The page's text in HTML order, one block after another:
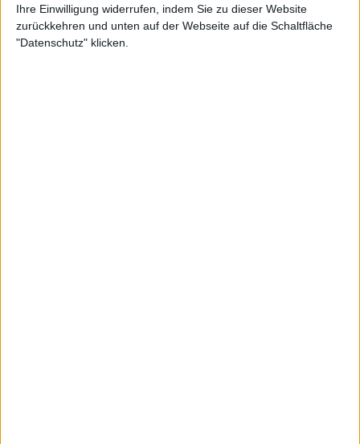
Ihre Einwilligung widerrufen, indem Sie zu dieser Website
zurückkehren und unten auf der Webseite auf die Schaltfläche
"Datenschutz" klicken.